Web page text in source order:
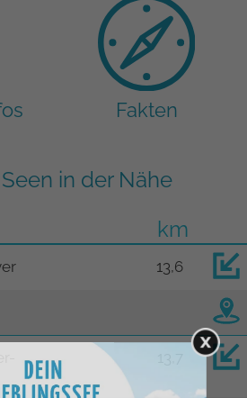
Fakten
in der Nähe
km
13,6